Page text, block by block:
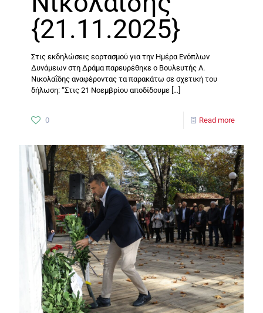
{21.11.2025}
Στις εκδηλώσεις εορτασμού για την Ημέρα Ενόπλων
Δυνάμεων στη Δράμα παρευρέθηκε ο Βουλευτής Α.
Νικολαΐδης αναφέροντας τα παρακάτω σε σχετική του
δήλωση: “Στις 21 Νοεμβρίου αποδίδουμε […]
0 Read more